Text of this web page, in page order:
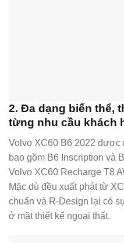
2. Đa dạng biến thể,
từng nhu cầu khách
Volvo XC60 B6 2022 được
bao gồm B6 Inscription và
Volvo XC60 Recharge T8
Mặc dù đều xuất phát từ
chuẩn và R-Design lại có
ở mặt thiết kế ngoại thất.